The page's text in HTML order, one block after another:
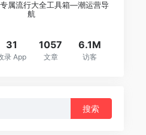
属流行大全工具箱—潮运营导
航
31
录 App
1057
文章
6.1M
访客